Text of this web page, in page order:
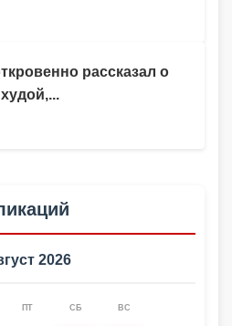
рассказал о
2026
ПТ СБ ВС